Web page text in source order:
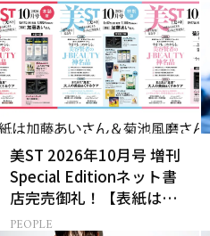
美ST 2026年10月号 増刊
Special Editionネット書
店完売御礼！【表紙は加
藤あいさん＆菊池風磨さ
PEOPLE